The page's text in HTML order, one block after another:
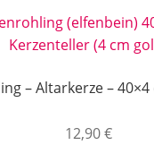
– Altarkerze –
12,90€